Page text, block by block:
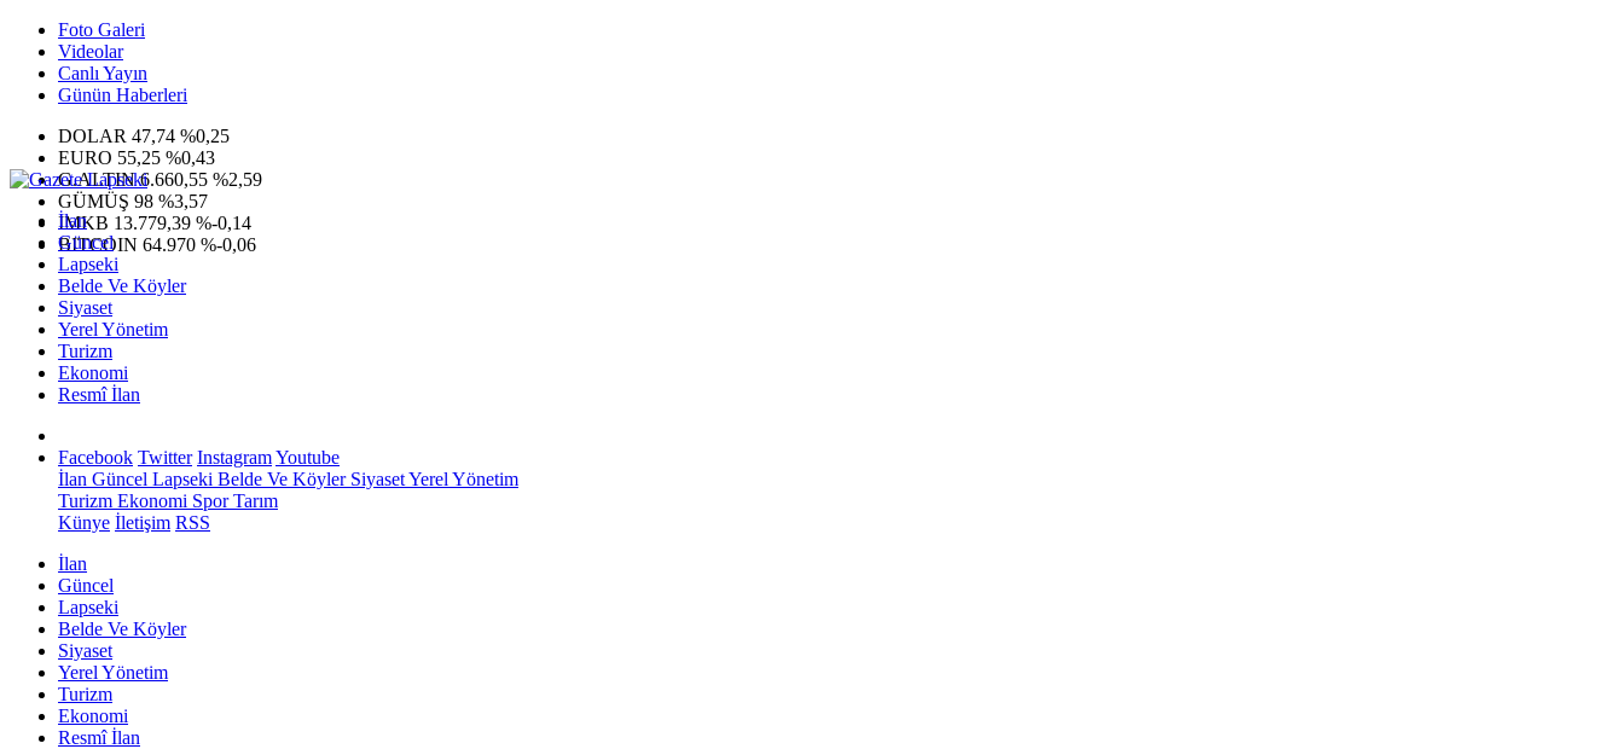
Foto Galeri
Videolar
Canlı Yayın
Günün Haberleri
DOLAR 47,74 %0,25
EURO 55,25 %0,43
G.ALTIN6.660,55 %2,59
GÜMÜŞ 98 %3,57
IMKB 13.779,39 %-0,14
BITCOIN 64.970 %-0,06
İlan
Güncel
Lapseki
Belde Ve Köyler
Siyaset
Yerel Yönetim
Turizm
Ekonomi
Resmî İlan
Facebook Twitter InstagramYoutube
İlan Güncel Lapseki Belde Ve KöylerSiyasetYerel Yönetim
Turizm Ekonomi SporTarım
Künye İletişim RSS
İlan
Güncel
Lapseki
Belde Ve Köyler
Siyaset
Yerel Yönetim
Turizm
Ekonomi
Resmî İlan